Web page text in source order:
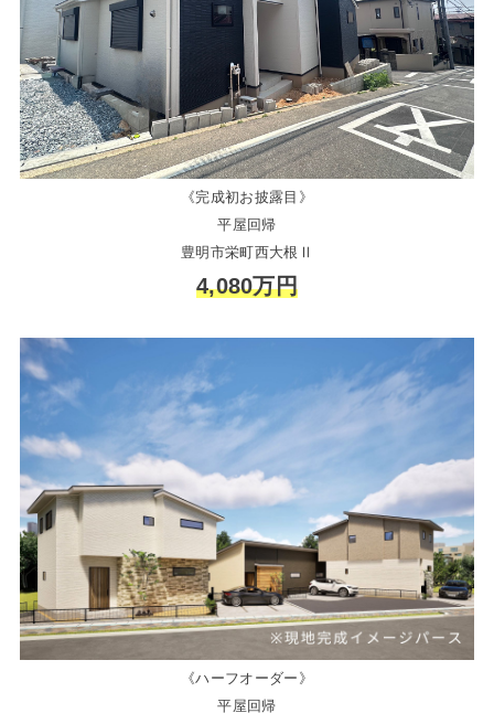
《完成初お披露目》
平屋回帰
豊明市栄町西大根Ⅱ
4,080万円
《ハーフオーダー》
平屋回帰